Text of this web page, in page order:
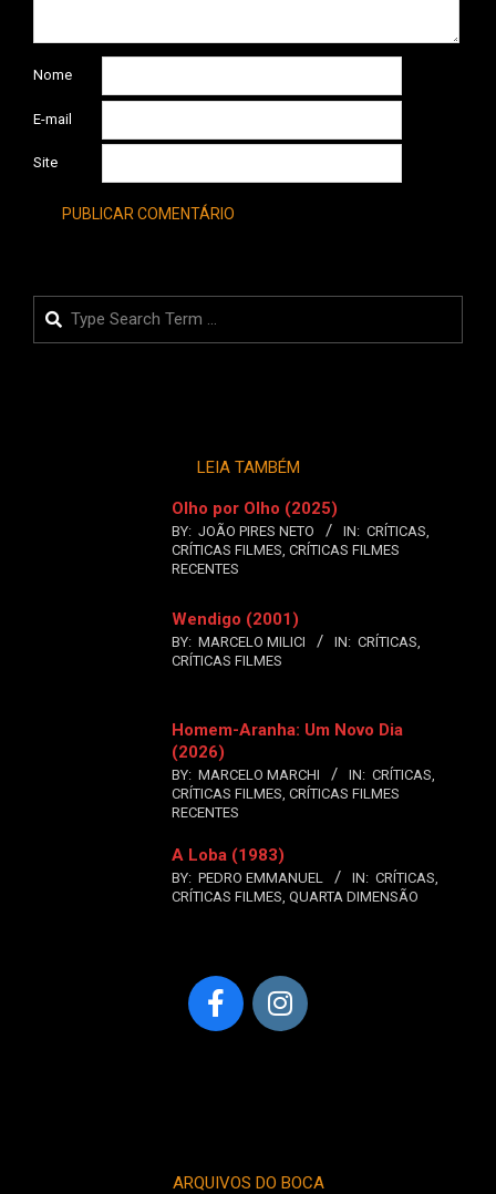
Nome
E-mail
Site
Search
LEIA TAMBÉM
Olho por Olho (2025)
BY: JOÃO PIRES NETO IN: CRÍTICAS
CRÍTICAS FILMES CRÍTICAS FILMES
RECENTES
Wendigo (2001)
BY: MARCELO MILICI IN: CRÍTICAS
CRÍTICAS FILMES
Homem-Aranha: Um Novo Dia
(2026)
BY: MARCELO MARCHI IN: CRÍTICAS
CRÍTICAS FILMES CRÍTICAS FILMES
RECENTES
A Loba (1983)
BY: PEDRO EMMANUEL IN: CRÍTICAS
CRÍTICAS FILMES QUARTA DIMENSÃO
ARQUIVOS DO BOCA